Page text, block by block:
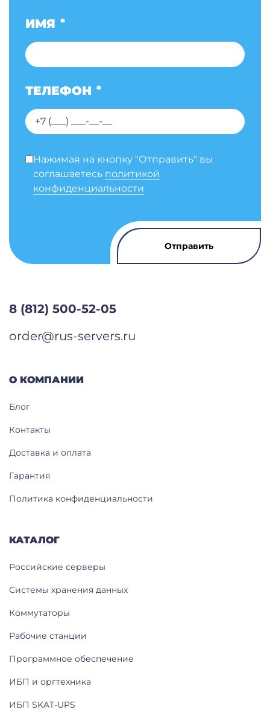
ИМЯ *
ТЕЛЕФОН *
Нажимая на кнопку "Отправить" вы
соглашаетесь политикой
конфиденциальности
КАТАЛОГ
Российские серверы
Системы хранения данных
Коммутаторы
Рабочие станции
Программное обеспечение
ИБП и оргтехника
ИБП SKAT-UPS
О КОМПАНИИ
Блог
Контакты
Доставка и оплата
Гарантия
Политика конфиденциальности
8 (812) 500-52-05
order@rus-servers.ru